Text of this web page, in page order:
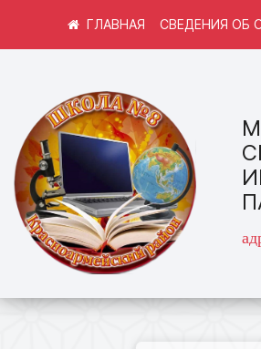
СВЕДЕНИЯ ОБ